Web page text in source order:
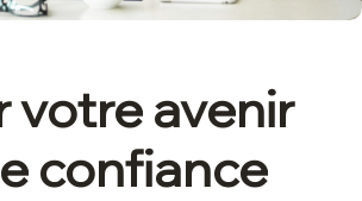
votre avenir
confiance